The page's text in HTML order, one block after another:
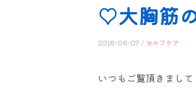
♡大胸筋
2018-06-07 / セルフケア
いつもご覧頂きまして